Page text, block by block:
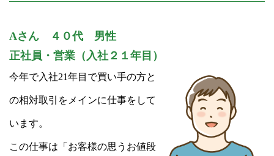
Aさん ４０代 男性
正社員・営業（入社２１年目）
今年で入社21年目で買い手の方と
の相対取引をメインに仕事をして
います。
この仕事は「お客様の思うお値段